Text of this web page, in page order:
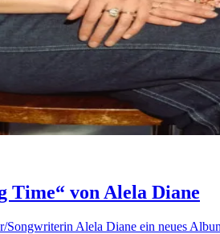
Time“ von Alela Diane
Alela Diane ein neues